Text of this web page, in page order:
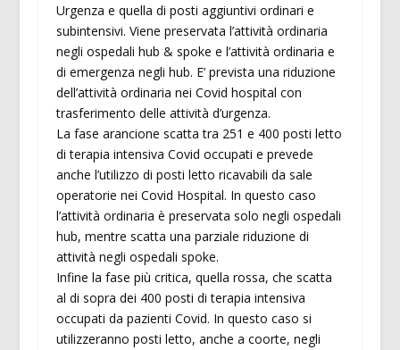
Urgenza e quella di posti aggiuntivi ordinari e
subintensivi. Viene preservata l’attività ordinaria
negli ospedali hub & spoke e l’attività ordinaria e
di emergenza negli hub. E’ prevista una riduzione
dell’attività ordinaria nei Covid hospital con
trasferimento delle attività d’urgenza.
La fase arancione scatta tra 251 e 400 posti letto
di terapia intensiva Covid occupati e prevede
anche l’utilizzo di posti letto ricavabili da sale
operatorie nei Covid Hospital. In questo caso
l’attività ordinaria è preservata solo negli ospedali
hub, mentre scatta una parziale riduzione di
attività negli ospedali spoke.
Infine la fase più critica, quella rossa, che scatta
al di sopra dei 400 posti di terapia intensiva
occupati da pazienti Covid. In questo caso si
utilizzeranno posti letto, anche a coorte, negli